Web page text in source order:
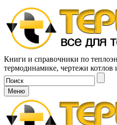
Книги и справочники по
термодинамике, чертежи котлов
Меню